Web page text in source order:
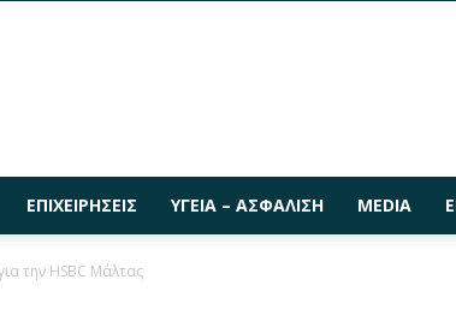
ΕΠΙΧΕΙΡΉΣΕΙΣ ΥΓΕΊΑ – ΑΣΦΆΛΙΣΗ MEDIA
την HSBC Μάλτας